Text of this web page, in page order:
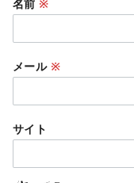
名前※
メール ※
サイト